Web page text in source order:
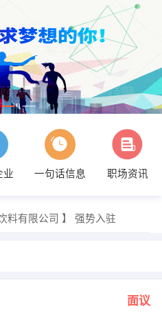
业 一句话信息
职场资讯
料有限公司 】 强势入驻
面议